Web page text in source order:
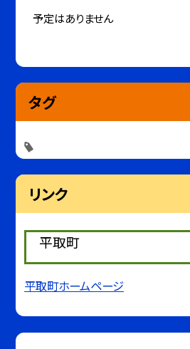
予定はありません
タグ
リンク
平取町
平取町ホームページ